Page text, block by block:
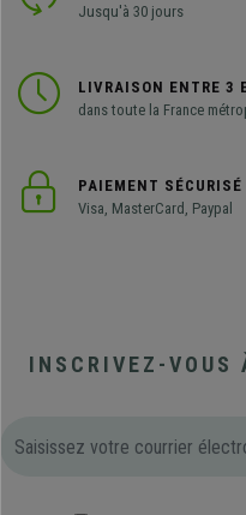
Jusqu'à 30 jours
LIVRAISON ENTRE 3
dans toute la France
PAIEMENT SÉCURISÉ
Visa, MasterCard, Paypal
INSCRIVEZ-VOUS